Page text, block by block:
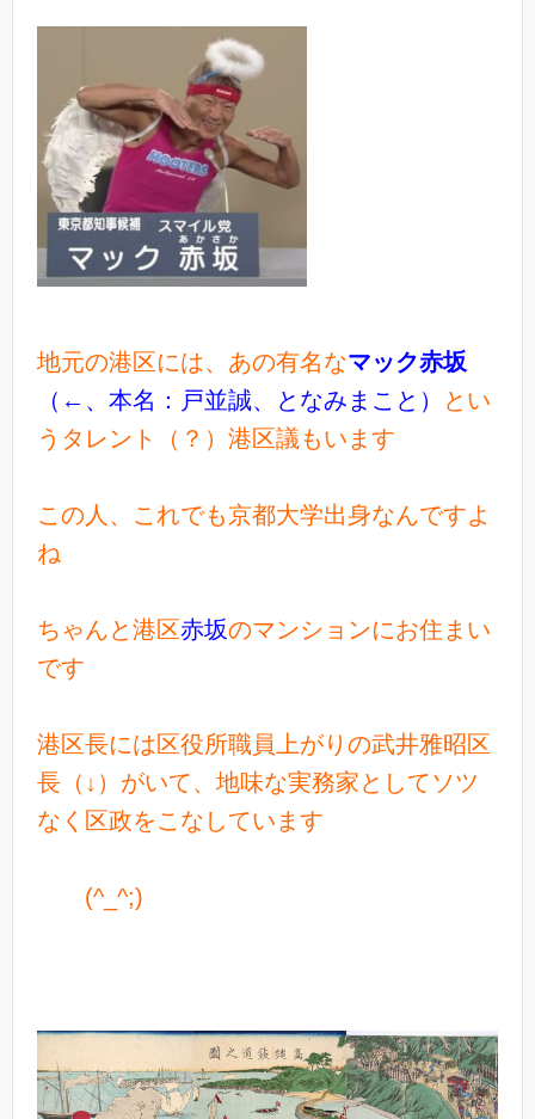
地元の港区には、あの有名なマック赤坂
（←、本名：戸並誠、となみまこと）
とい
うタレント（？）港区議もいます
この人、これでも京都大学出身なんですよ
ね
ちゃんと港区赤坂のマンションにお住まい
です
港区長には区役所職員上がりの武井雅昭区
長（↓）がいて、地味な実務家としてソツ
なく区政をこなしています
(^_^;)